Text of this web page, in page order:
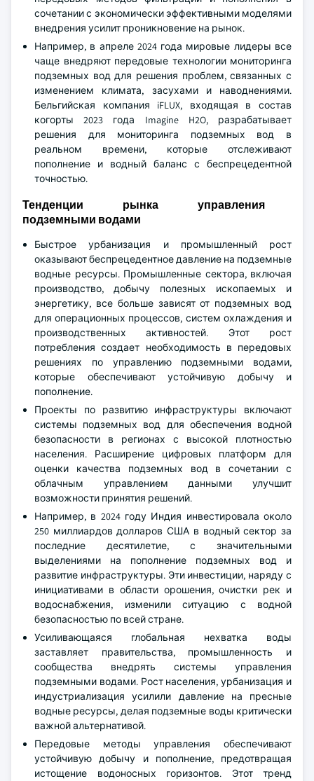
сочетании с экономически эффективными моделями
внедрения усилит проникновение на рынок.
Например, в апреле 2024 года мировые лидеры все
чаще внедряют передовые технологии мониторинга
подземных вод для решения проблем, связанных с
изменением климата, засухами и наводнениями.
Бельгийская компания iFLUX, входящая в состав
когорты 2023 года Imagine H2O, разрабатывает
решения для мониторинга подземных вод в
реальном времени, которые отслеживают
пополнение и водный баланс с беспрецедентной
точностью.
Тенденции рынка управления
подземными водами
Быстрое урбанизация и промышленный рост
оказывают беспрецедентное давление на подземные
водные ресурсы. Промышленные сектора, включая
производство, добычу полезных ископаемых и
энергетику, все больше зависят от подземных вод
для операционных процессов, систем охлаждения и
производственных активностей. Этот рост
потребления создает необходимость в передовых
решениях по управлению подземными водами,
которые обеспечивают устойчивую добычу и
пополнение.
Проекты по развитию инфраструктуры включают
системы подземных вод для обеспечения водной
безопасности в регионах с высокой плотностью
населения. Расширение цифровых платформ для
оценки качества подземных вод в сочетании с
облачным управлением данными улучшит
возможности принятия решений.
Например, в 2024 году Индия инвестировала около
250 миллиардов долларов США в водный сектор за
последние десятилетие, с значительными
выделениями на пополнение подземных вод и
развитие инфраструктуры. Эти инвестиции, наряду с
инициативами в области орошения, очистки рек и
водоснабжения, изменили ситуацию с водной
безопасностью по всей стране.
Усиливающаяся глобальная нехватка воды
заставляет правительства, промышленность и
сообщества внедрять системы управления
подземными водами. Рост населения, урбанизация и
индустриализация усилили давление на пресные
водные ресурсы, делая подземные воды критически
важной альтернативой.
Передовые методы управления обеспечивают
устойчивую добычу и пополнение, предотвращая
истощение водоносных горизонтов. Этот тренд